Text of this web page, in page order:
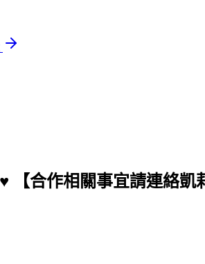
【合作相關事宜請連絡